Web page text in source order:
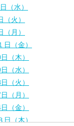
（水）
火）
月）
（金）
（木）
（水）
（火）
（月）
（金）
（木）